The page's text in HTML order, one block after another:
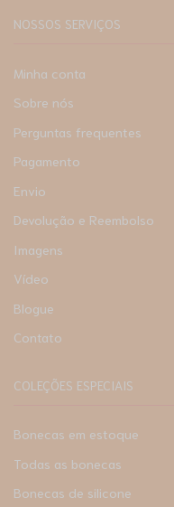
NOSSOS SERVIÇOS
Minha conta
Sobre nós
Perguntas frequentes
Pagamento
Envio
Devolução e Reembolso
Imagens
Vídeo
Blogue
Contato
COLEÇÕES ESPECIAIS
Bonecas em estoque
Todas as bonecas
Bonecas de silicone